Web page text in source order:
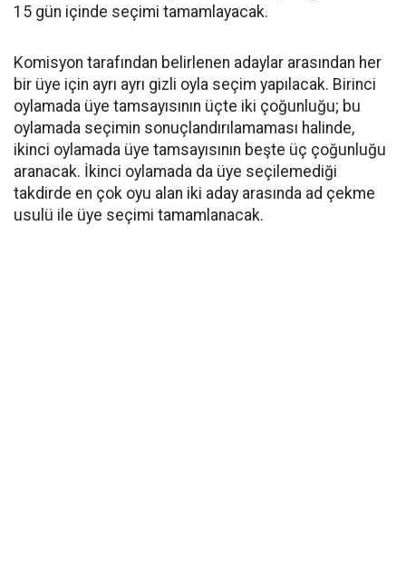
15 gün içinde seçimi tamamlayacak.
Komisyon tarafından belirlenen adaylar arasından her
bir üye için ayrı ayrı gizli oyla seçim yapılacak. Birinci
oylamada üye tamsayısının üçte iki çoğunluğu; bu
oylamada seçimin sonuçlandırılamaması halinde,
ikinci oylamada üye tamsayısının beşte üç çoğunluğu
aranacak. İkinci oylamada da üye seçilemediği
takdirde en çok oyu alan iki aday arasında ad çekme
usulü ile üye seçimi tamamlanacak.